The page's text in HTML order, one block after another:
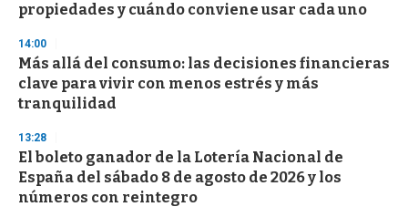
propiedades y cuándo conviene usar cada uno
14:00
Más allá del consumo: las decisiones financieras
clave para vivir con menos estrés y más
tranquilidad
13:28
El boleto ganador de la Lotería Nacional de
España del sábado 8 de agosto de 2026 y los
números con reintegro